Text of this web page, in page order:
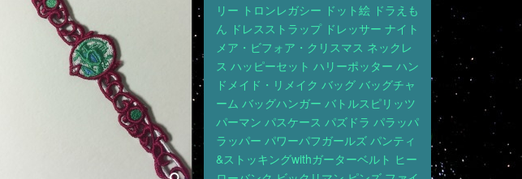
リー トロンレガシー ドット絵 ドラえも
ん ドレスストラップ ドレッサー ナイト
メア・ビフォア・クリスマス ネックレ
ス ハッピーセット ハリーポッター ハン
ドメイド・リメイク バッグ バッグチャ
ーム バッグハンガー バトルスピリッツ
パーマン パスケース パズドラ パラッパ
ラッパー パワーパフガールズ パンティ
&ストッキングwithガーターベルト ヒー